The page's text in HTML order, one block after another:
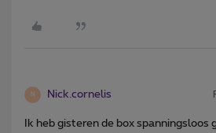
N Nick.cornelis
Ik heb gisteren de box spanningsloos